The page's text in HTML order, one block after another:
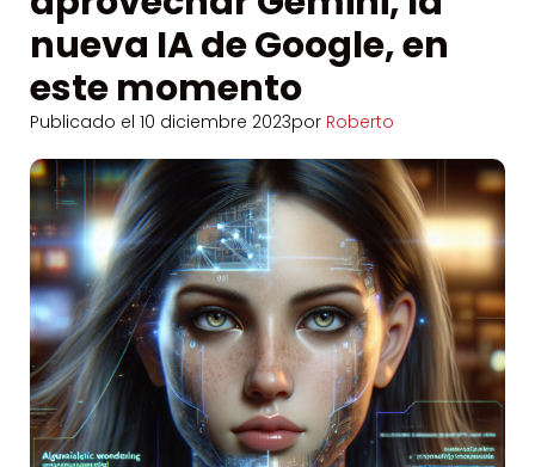
nueva IA de Google, en
este momento
Publicado el 10 diciembre 2023por Roberto